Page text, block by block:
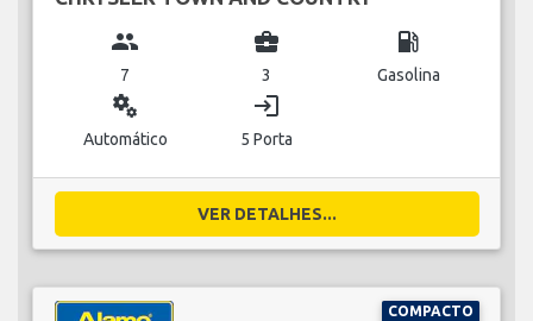
group
7
business_center
3
local_gas_station
Gasolina
miscellaneous_services
Automático
login
5 Porta
VER DETALHES...
COMPACTO